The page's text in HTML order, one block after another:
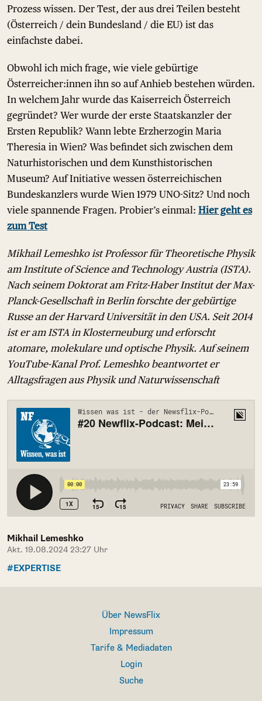
Prozess wissen. Der Test, der aus drei Teilen besteht
(Österreich / dein Bundesland / die EU) ist das
einfachste dabei.
Obwohl ich mich frage, wie viele gebürtige
Österreicher:innen ihn so auf Anhieb bestehen würden.
In welchem Jahr wurde das Kaiserreich Österreich
gegründet? Wer wurde der erste Staatskanzler der
Ersten Republik? Wann lebte Erzherzogin Maria
Theresia in Wien? Was befindet sich zwischen dem
Naturhistorischen und dem Kunsthistorischen
Museum? Auf Initiative wessen österreichischen
Bundeskanzlers wurde Wien 1979 UNO-Sitz? Und noch
viele spannende Fragen. Probier’s einmal: Hier geht es
zum Test
Mikhail Lemeshko ist Professor für Theoretische Physik
am Institute of Science and Technology Austria (ISTA).
Nach seinem Doktorat am Fritz-Haber Institut der Max-
Planck-Gesellschaft in Berlin forschte der gebürtige
Russe an der Harvard Universität in den USA. Seit 2014
ist er am ISTA in Klosterneuburg und erforscht
atomare, molekulare und optische Physik. Auf seinem
YouTube-Kanal Prof. Lemeshko beantwortet er
Alltagsfragen aus Physik und Naturwissenschaft
Mikhail Lemeshko
Akt. 19.08.2024 23:27 Uhr
#EXPERTISE
Über NewsFlix
Impressum
Tarife & Mediadaten
Login
Suche